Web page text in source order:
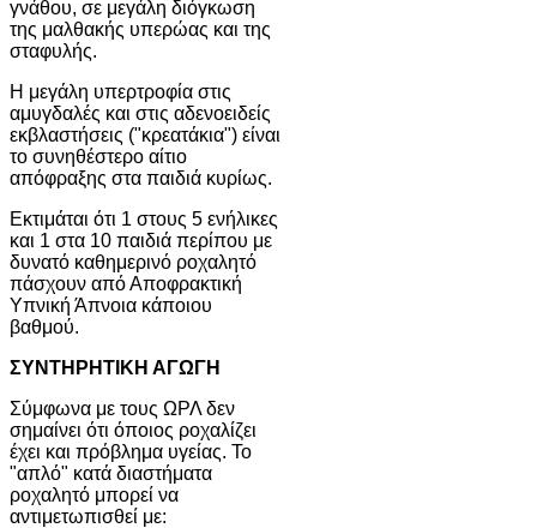
γνάθου, σε μεγάλη διόγκωση
της μαλθακής υπερώας και της
σταφυλής.
Η μεγάλη υπερτροφία στις
αμυγδαλές και στις αδενοειδείς
εκβλαστήσεις ("κρεατάκια") είναι
το συνηθέστερο αίτιο
απόφραξης στα παιδιά κυρίως.
Εκτιμάται ότι 1 στους 5 ενήλικες
και 1 στα 10 παιδιά περίπου με
δυνατό καθημερινό ροχαλητό
πάσχουν από Αποφρακτική
Υπνική Άπνοια κάποιου
βαθμού.
ΣΥΝΤΗΡΗΤΙΚΗ ΑΓΩΓΗ
Σύμφωνα με τους ΩΡΛ δεν
σημαίνει ότι όποιος ροχαλίζει
έχει και πρόβλημα υγείας. Το
"απλό" κατά διαστήματα
ροχαλητό μπορεί να
αντιμετωπισθεί με: